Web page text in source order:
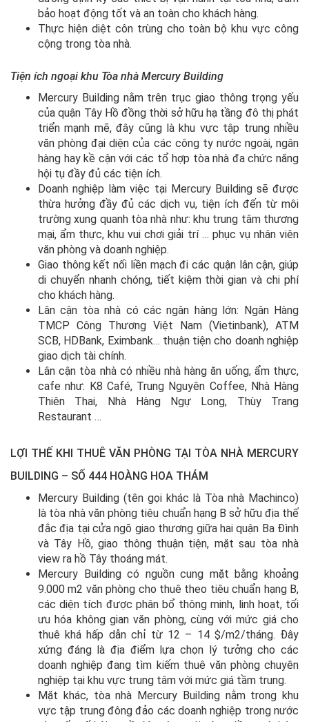
bảo hoạt động tốt và an toàn cho khách hàng.
Thực hiện diệt côn trùng cho toàn bộ khu vực công
cộng trong tòa nhà.
Tiện ích ngoại khu Tòa nhà Mercury Building
Mercury Building nằm trên trục giao thông trọng yếu
của quận Tây Hồ đồng thời sở hữu hạ tầng đô thị phát
triển mạnh mẽ, đây cũng là khu vực tập trung nhiều
văn phòng đại diện của các công ty nước ngoài, ngân
hàng hay kề cận với các tổ hợp tòa nhà đa chức năng
hội tụ đầy đủ các tiện ích.
Doanh nghiệp làm việc tại Mercury Building sẽ được
thừa hưởng đầy đủ các dịch vụ, tiện ích đến từ môi
trường xung quanh tòa nhà như: khu trung tâm thương
mại, ẩm thực, khu vui chơi giải trí … phục vụ nhân viên
văn phòng và doanh nghiệp.
Giao thông kết nối liền mạch đi các quận lân cận, giúp
di chuyển nhanh chóng, tiết kiệm thời gian và chi phí
cho khách hàng.
Lân cận tòa nhà có các ngân hàng lớn: Ngân Hàng
TMCP Công Thương Việt Nam (Vietinbank), ATM
SCB, HDBank, Eximbank… thuận tiện cho doanh nghiệp
giao dịch tài chính.
Lân cận tòa nhà có nhiều nhà hàng ăn uống, ẩm thực,
cafe như: K8 Café, Trung Nguyên Coffee, Nhà Hàng
Thiên Thai, Nhà Hàng Ngự Long, Thùy Trang
Restaurant …
LỢI THẾ KHI THUÊ VĂN PHÒNG TẠI TÒA NHÀ MERCURY
BUILDING – SỐ 444 HOÀNG HOA THÁM
Mercury Building (tên gọi khác là Tòa nhà Machinco)
là tòa nhà văn phòng tiêu chuẩn hạng B sở hữu địa thế
đắc địa tại cửa ngõ giao thương giữa hai quận Ba Đình
và Tây Hồ, giao thông thuận tiện, mặt sau tòa nhà
view ra hồ Tây thoáng mát.
Mercury Building có nguồn cung mặt bằng khoảng
9.000 m2 văn phòng cho thuê theo tiêu chuẩn hạng B,
các diện tích được phân bổ thông minh, linh hoạt, tối
ưu hóa không gian văn phòng, cùng với mức giá cho
thuê khá hấp dẫn chỉ từ 12 – 14 $/m2/tháng. Đây
xứng đáng là địa điểm lựa chọn lý tưởng cho các
doanh nghiệp đang tìm kiếm thuê văn phòng chuyên
nghiệp tại khu vực trung tâm với mức giá tầm trung.
Mặt khác, tòa nhà Mercury Building nằm trong khu
vực tập trung đông đảo các doanh nghiệp trong nước